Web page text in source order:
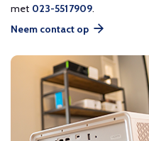
met 023-5517909.
Neem contact op